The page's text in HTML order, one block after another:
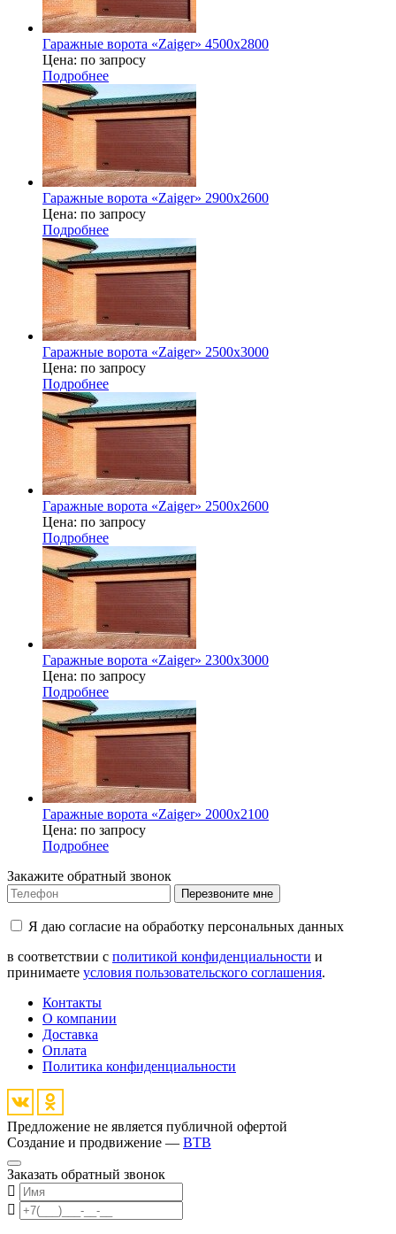
Гаражные ворота «Zaiger» 4500x2800
Цена: по запросу
Подробнее
Гаражные ворота «Zaiger» 2900x2600
Цена: по запросу
Подробнее
Гаражные ворота «Zaiger» 2500x3000
Цена: по запросу
Подробнее
Гаражные ворота «Zaiger» 2500x2600
Цена: по запросу
Подробнее
Гаражные ворота «Zaiger» 2300x3000
Цена: по запросу
Подробнее
Гаражные ворота «Zaiger» 2000х2100
Цена: по запросу
Подробнее
Закажите обратный звонок
Перезвоните мне
Я даю согласие на обработку персональных данных
в соответствии с политикой конфиденциальности и
принимаете условия пользовательского соглашения.
Контакты
О компании
Доставка
Оплата
Политика конфиденциальности
Предложение не является публичной офертой
Создание и продвижение — BTB
Заказать обратный звонок